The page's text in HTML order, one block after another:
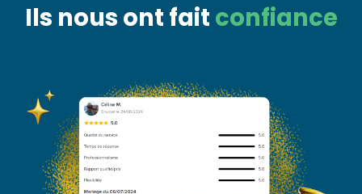
Ils nous ont fait confiance